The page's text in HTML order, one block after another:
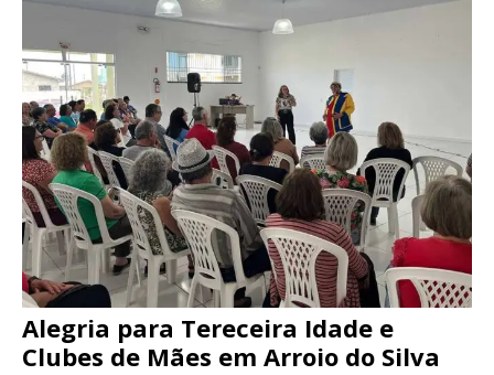
Alegria para Tereceira Idade e
Clubes de Mães em Arroio do Silva